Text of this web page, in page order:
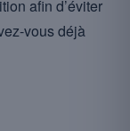
afin d’éviter
vous déjà